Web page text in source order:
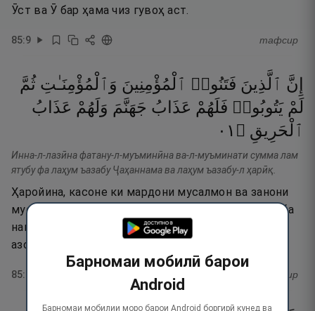
Ӯст ва Ӯ бар ҳама чиз гувоҳ аст.
85:9 тафсир
إِنَّ ٱلَّذِينَ فَتَنُوا۟ ٱلْمُؤْمِنِينَ وَٱلْمُؤْمِنَـٰتِ ثُمَّ
لَمْ يَتُوبُوا۟ فَلَهُمْ عَذَابُ جَهَنَّمَ وَلَهُمْ عَذَابُ
ٱلْحَرِيقِ ۝ ١٠
Инна-л-лазӣна фатану-л-муъминӣна ва-л-муъминати сумма лам
ятубу фа лаҳум ъазабу Ҷаҳаннама ва лаҳум ъазабу-л ҳарӣқ.
Ҳаройина, касоне ки мардони мусалмон ва занони
мусалмонро аз имон (овардан) боздоранд ва тавба
накунанд, пас, онҳорост азоби Дӯзах ва онҳорост
азоби сӯзонанда.
85: тафсир
Барномаи мобилӣ барои
Android
Барномаи мобилии моро барои Android боргирӣ кунед ва